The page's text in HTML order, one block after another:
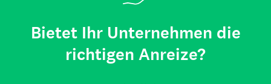
Bietet Ihr Unternehmen die
richtigen Anreize?